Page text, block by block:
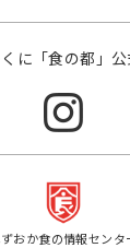
ずおか食の情報センタ
に「食の都」公